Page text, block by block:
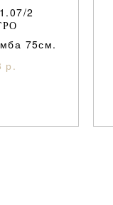
2
75см.
р.